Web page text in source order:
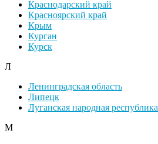
Краснодарский край
Красноярский край
Крым
Курган
Курск
Л
Ленинградская область
Липецк
Луганская народная республика
М